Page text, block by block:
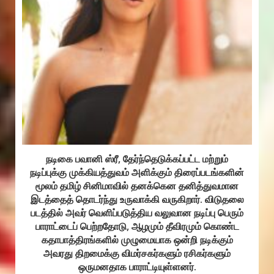
நடிகை பவானி ஸ்ரீ, தேர்ந்தெடுக்கப்பட்ட மற்றும்
நடிப்புக்கு முக்கியத்துவம் அளிக்கும் திரைப்படங்களின்
மூலம் தமிழ் சினிமாவில் தனக்கென தனித்துவமான
இடத்தைத் தொடர்ந்து உருவாக்கி வருகிறார். விடுதலை
படத்தில் அவர் வெளிப்படுத்திய வலுவான நடிப்பு பெரும்
பாராட்டைப் பெற்றதோடு, ஆழமும் தீவிரமும் கொண்ட
கதாபாத்திரங்களில் முழுமையாக ஒன்றி நடிக்கும்
அவரது திறமைக்கு விமர்சகர்களும் ரசிகர்களும்
ஒருமனதாக பாராட்டியுள்ளனர்.